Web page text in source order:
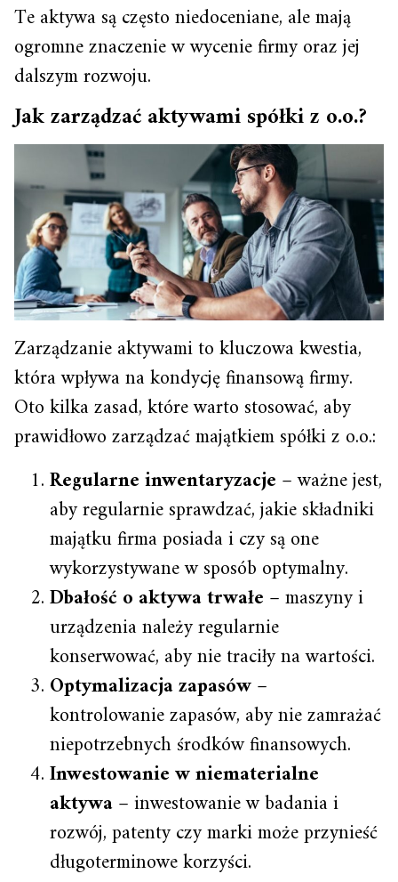
Te aktywa są często niedoceniane, ale mają
ogromne znaczenie w wycenie firmy oraz jej
dalszym rozwoju.
Jak zarządzać aktywami spółki z o.o.?
Zarządzanie aktywami to kluczowa kwestia,
która wpływa na kondycję finansową firmy.
Oto kilka zasad, które warto stosować, aby
prawidłowo zarządzać majątkiem spółki z o.o.:
Regularne inwentaryzacje – ważne jest,
aby regularnie sprawdzać, jakie składniki
majątku firma posiada i czy są one
wykorzystywane w sposób optymalny.
Dbałość o aktywa trwałe – maszyny i
urządzenia należy regularnie
konserwować, aby nie traciły na wartości.
Optymalizacja zapasów–
kontrolowanie zapasów, aby nie zamrażać
niepotrzebnych środków finansowych.
Inwestowanie w niematerialne
aktywa– inwestowanie w badania i
rozwój, patenty czy marki może przynieść
długoterminowe korzyści.